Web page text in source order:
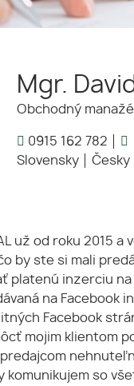
Mgr.
Obchodný
0915 162 782
Slovensky
Česky
už od roku 2015
by ste si mali
platenú inzerciu
na Facebook
Facebook
mojim klientom
so